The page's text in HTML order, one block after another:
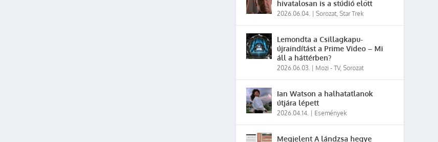
hivatalosan is a stúdió előtt
2026.06.04. |Sorozat,Star Trek
Lemondta a Csillagkapu-
újraindítást a Prime Video – Mi
áll a háttérben?
2026.06.03. Mozi - TV,Sorozat
Ian Watson a halhatatlanok
útjára lépett
2026.04.14. Események
Megjelent A lándzsa hegye